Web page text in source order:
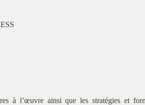
à l’œuvre ainsi que les stratégies et